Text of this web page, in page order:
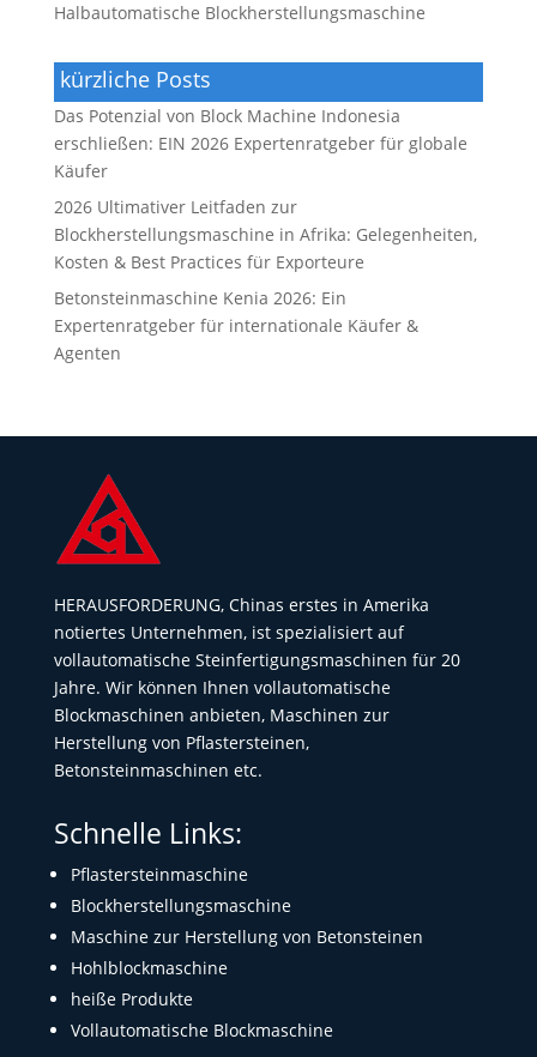
Halbautomatische Blockherstellungsmaschine
kürzliche Posts
Das Potenzial von Block Machine Indonesia
erschließen: EIN 2026 Expertenratgeber für globale
Käufer
2026 Ultimativer Leitfaden zur
Blockherstellungsmaschine in Afrika: Gelegenheiten,
Kosten & Best Practices für Exporteure
Betonsteinmaschine Kenia 2026: Ein
Expertenratgeber für internationale Käufer &
Agenten
HERAUSFORDERUNG, Chinas erstes in Amerika
notiertes Unternehmen, ist spezialisiert auf
vollautomatische Steinfertigungsmaschinen für 20
Jahre. Wir können Ihnen vollautomatische
Blockmaschinen anbieten, Maschinen zur
Herstellung von Pflastersteinen,
Betonsteinmaschinen etc.
Schnelle Links:
Pflastersteinmaschine
Blockherstellungsmaschine
Maschine zur Herstellung von Betonsteinen
Hohlblockmaschine
heiße Produkte
Vollautomatische Blockmaschine